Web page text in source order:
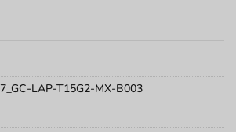
7_GC-LAP-T15G2-MX-B003